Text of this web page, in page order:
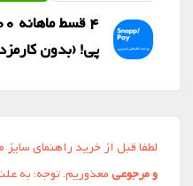
‌پی! (بدون
لطفا قبل از خرید راهنمای
و مرجوعیمعذوریم. توجه: به